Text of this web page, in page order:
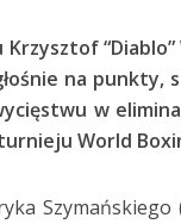
“Diablo”
na punkty,
w
World
Szymańskiego